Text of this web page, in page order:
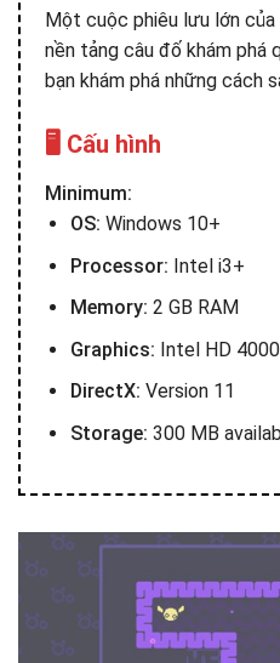
Một cuộc phiêu lưu lớn
nền tảng câu đố khám phá
bạn khám phá những cách
🖥️ Cấu hình
Minimum:
OS: Windows 10+
Processor: Intel i3+
Memory: 2 GB RAM
Graphics: Intel HD
DirectX: Version 11
Storage: 300 MB